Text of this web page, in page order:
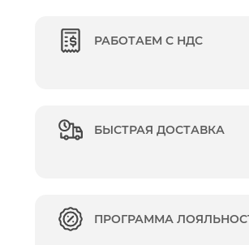
РАБОТАЕМ С НДС
БЫСТРАЯ ДОСТАВКА
ПРОГРАММА